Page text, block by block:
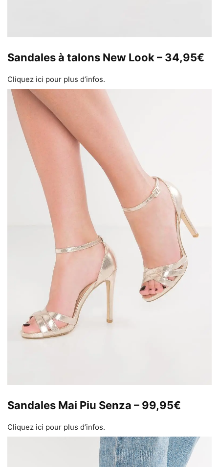
Sandales à talons New Look – 34,95€
Cliquez ici pour plus d’infos.
Sandales Mai Piu Senza – 99,95€
Cliquez ici pour plus d’infos.